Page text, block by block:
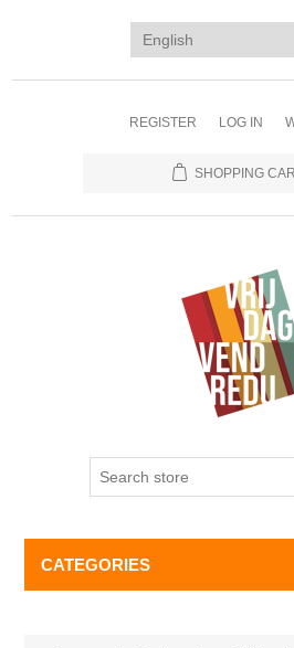
REGISTER LOG IN
SHOPPING
CATEGORIES